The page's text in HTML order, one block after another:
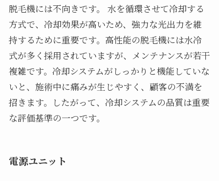
脱毛機には不向きです。 水を循環させて冷却する
方式で、冷却効果が高いため、強力な光出力を維
持するために重要です。高性能の脱毛機には水冷
式が多く採用されていますが、メンテナンスが若干
複雑です。冷却システムがしっかりと機能していな
いと、施術中に痛みが生じやすく、顧客の不満を
招きます。したがって、冷却システムの品質は重要
な評価基準の一つです。
電源ユニット